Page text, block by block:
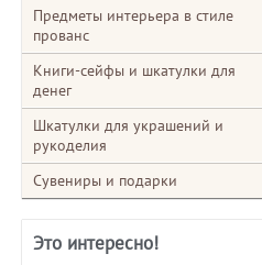
Предметы интерьера в стиле
прованс
Книги-сейфы и шкатулки для
денег
Шкатулки для украшений и
рукоделия
Сувениры и подарки
Это интересно!